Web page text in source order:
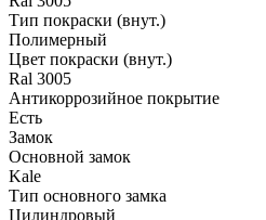
Тип покраски (внут.)
Полимерный
Цвет покраски (внут.)
Ral 3005
Антикоррозийное покрытие
Есть
Замок
Основной замок
Kale
Тип основного замка
Цилиндровый